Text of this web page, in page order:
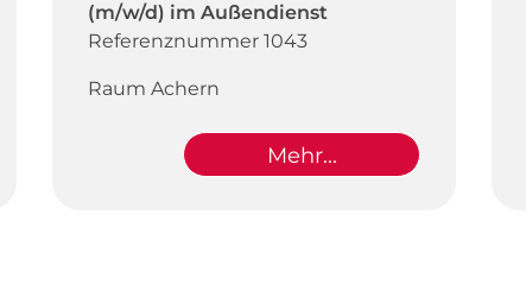
(m/w/d) im Außendienst
Referenznummer 1043
Raum Achern
Mehr...